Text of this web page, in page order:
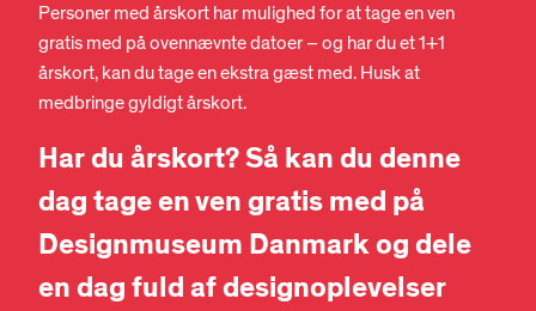
Personer med årskort har mulighed for at tage en ven
gratis med på ovennævnte datoer – og har du et 1+1
årskort, kan du tage en ekstra gæst med. Husk at
medbringe gyldigt årskort.
Har du årskort? Så kan du denne
dag tage en ven gratis med på
Designmuseum Danmark og dele
en dag fuld af designoplevelser